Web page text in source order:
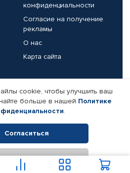
конфиденциальности
Согласие на получение
рекламы
О нас
Карта сайта
Реквизиты компании
2026. Все права защищены.
товаров Автопрофи.
cookie, чтобы улучшить ваш
больше в нашей Политике
.
Согласиться
Отклонить
В корзину